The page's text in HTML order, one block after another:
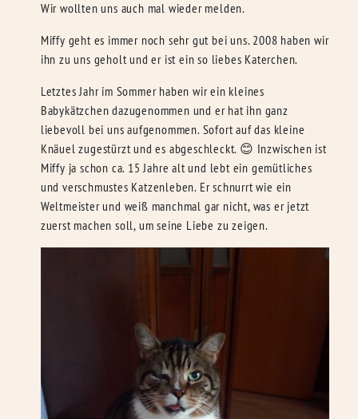
Wir wollten uns auch mal wieder melden.
Miffy geht es immer noch sehr gut bei uns. 2008 haben wir
ihn zu uns geholt und er ist ein so liebes Katerchen.
Letztes Jahr im Sommer haben wir ein kleines
Babykätzchen dazugenommen und er hat ihn ganz
liebevoll bei uns aufgenommen. Sofort auf das kleine
Knäuel zugestürzt und es abgeschleckt. 😊 Inzwischen ist
Miffy ja schon ca. 15 Jahre alt und lebt ein gemütliches
und verschmustes Katzenleben. Er schnurrt wie ein
Weltmeister und weiß manchmal gar nicht, was er jetzt
zuerst machen soll, um seine Liebe zu zeigen.